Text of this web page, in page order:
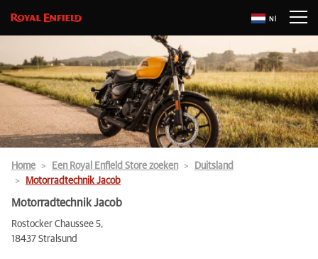
Nl
Home Een Royal Enfield Store zoeken
Duitsland
Motorradtechnik Jacob
Motorradtechnik Jacob
Rostocker Chaussee 5,
18437 Stralsund